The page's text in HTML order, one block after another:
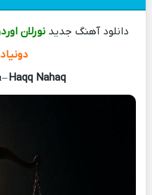
دانلود آهنگ جدیدنورلان
–Haqq Nahaq